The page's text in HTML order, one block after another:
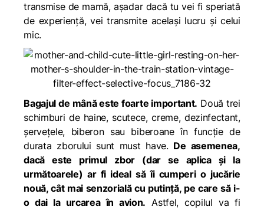
transmise de mamă, așadar dacă tu vei fi speriată
de experiență, vei transmite același lucru și celui
mic.
Bagajul de mână este foarte important. Două trei
schimburi de haine, scutece, creme, dezinfectant,
șervețele, biberon sau biberoane în funcție de
durata zborului sunt must have. De asemenea,
dacă este primul zbor (dar se aplica și la
următoarele) ar fi ideal să îi cumperi o jucărie
nouă, cât mai senzorială cu putință, pe care să i-
o dai la urcarea în avion. Astfel, copilul va fi